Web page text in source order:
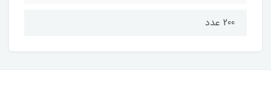
200 عدد